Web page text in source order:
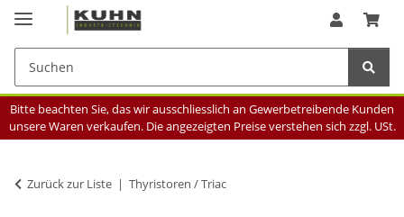
Bitte beachten Sie, das wir ausschliesslich an Gewerbetreibende Kunden
unsere Waren verkaufen. Die angezeigten Preise verstehen sich zzgl. USt.
Zurück zur Liste Thyristoren / Triac